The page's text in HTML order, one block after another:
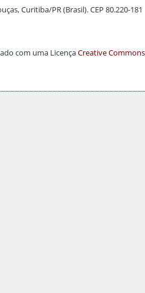
Curitiba/PR (Brasil). CEP 80.220-181
com uma LicençaCreative